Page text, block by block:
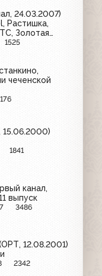
24.03.2007)
Растишка,
Золотая
1525
чеченской
176
15.06.2000)
1841
канал,
выпуск
3486
12.08.2001)
2342